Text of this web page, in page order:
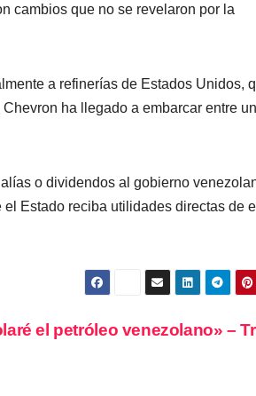
cambios que no se revelaron por la
a refinerías de Estados Unidos,
ha llegado a embarcar entre
o dividendos al gobierno
Estado reciba utilidades directas de
el petróleo venezolano» –